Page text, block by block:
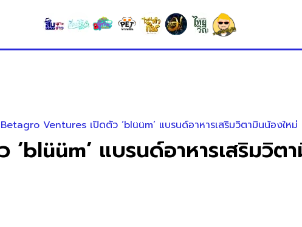
Betagro Ventures เปิดตัว ‘blüüm’ แบรนด์อาหารเสริมวิตามินน้องใหม่
แบรนด์อาหารเสริมวิต